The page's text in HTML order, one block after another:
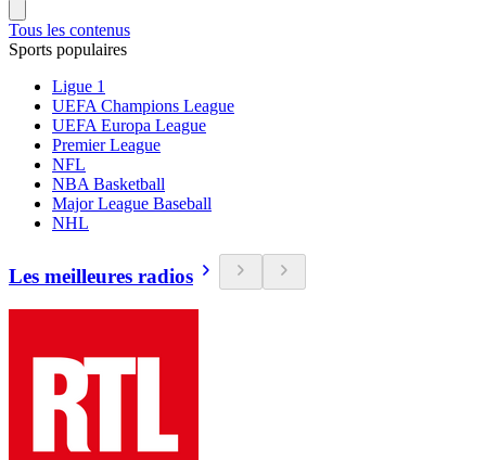
Tous les contenus
Sports populaires
Ligue 1
UEFA Champions League
UEFA Europa League
Premier League
NFL
NBA Basketball
Major League Baseball
NHL
Les meilleures radios